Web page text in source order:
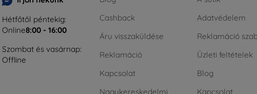
Hétfőtől péntekig:
Online8:00 - 16:00
Szombat és vasárnap:
Offline
Cashback
Áru visszaküldése
Reklamáció
Kapcsolat
Nagykereskedelmi
Adatvédelem
Reklamáció
Üzleti feltételek
Blog
Kapcsolat